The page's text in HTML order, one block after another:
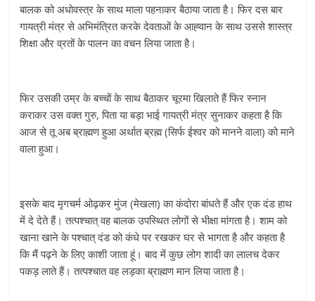
बालक को अधोवस्त्र के साथ माला पहनाकर बैठाया जाता है। फिर दस बार
गायत्री मंत्र से अभिमंत्रित करके देवताओं के आह्‍वान के साथ उससे शास्त्र
शिक्षा और व्रतों के पालन का वचन लिया जाता है।
फिर उसकी उम्र के बच्चों के साथ बैठाकर चूरमा खिलाते हैं फिर स्नान
कराकर उस वक्त गुरु, पिता या बड़ा भाई गायत्री मंत्र सुनाकर कहता है कि
आज से तू अब ब्राह्मण हुआ अर्थात ब्रह्म (सिर्फ ईश्वर को मानने वाला) को माने
वाला हुआ।
इसके बाद मृगचर्म ओढ़कर मुंज (मेखला) का कंदोरा बांधते हैं और एक दंड हाथ
में दे देते हैं। तत्पश्चात्‌ वह बालक उपस्थित लोगों से भीक्षा मांगता है। शाम को
खाना खाने के पश्चात्‌ दंड को कंधे पर रखकर घर से भागता है और कहता है
कि मैं पढ़ने के लिए काशी जाता हूं। बाद में कुछ लोग शादी का लालच देकर
पकड़ लाते हैं। तत्पश्चात वह लड़का ब्राह्मण मान लिया जाता है।